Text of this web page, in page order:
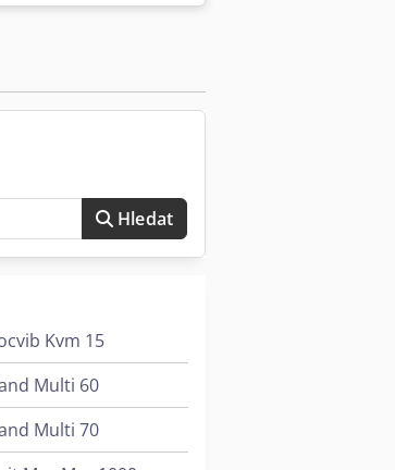
Lazersafe standard
s 3D ohýbacím
/ Typ B - 2x ohýbací
Hledat
Kvm 15
Multi 60
Multi 70